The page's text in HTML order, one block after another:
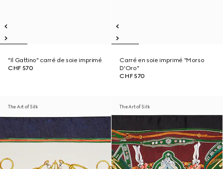
"Il Gattino" carré de soie imprimé
CHF 570
Carré en soie imprimé "Morso
D'Oro"
CHF 570
The Art of Silk The Art of Silk